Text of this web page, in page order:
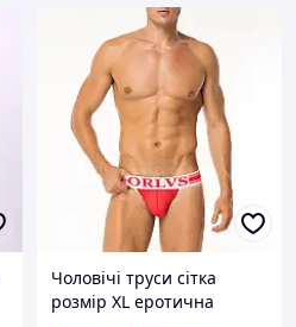
Чоловічі труси сітка
розмір XL еротична